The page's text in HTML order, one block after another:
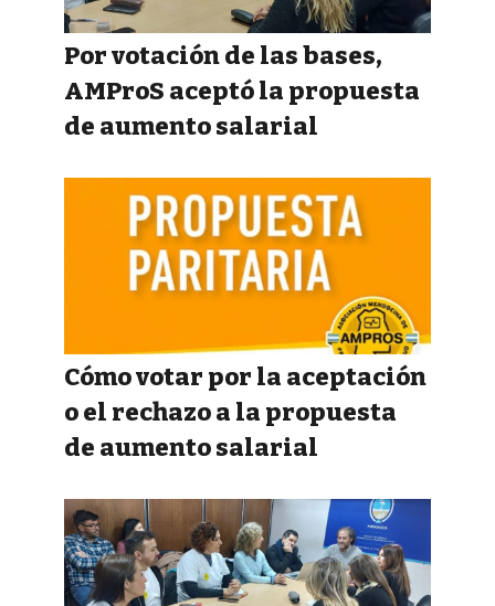
Por votación de las bases,
AMProS aceptó la propuesta
de aumento salarial
Cómo votar por la aceptación
o el rechazo a la propuesta
de aumento salarial